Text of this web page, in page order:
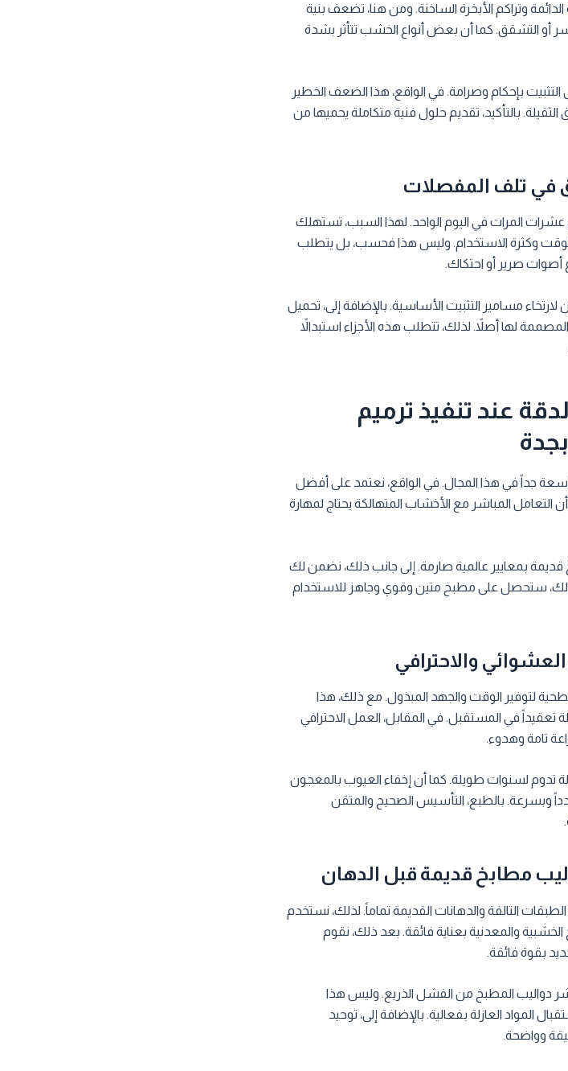
وتراكم الأبخرة الساخنة. ومن هنا، تضعف بنية
التشقق. كما أن بعض أنواع الخشب تتأثر بشدة
بإحكام وصرامة. في الواقع، هذا الضعف الخطير
بالتأكيد، تقديم حلول فنية متكاملة يحميها من
في تلف المفصلات
عشرات المرات في اليوم الواحد. لهذا السبب، تستهلك
الوقت وكثرة الاستخدام. وليس هذا فحسب، بل يتطلب
أصوات صرير أو احتكاك.
مسامير التثبيت الأساسية. بالإضافة إلى، تحميل
المصممة لها أصلاً. لذلك، تتطلب هذه الأجزاء استبدالاً
عند تنفيذ ترميم
جداً في هذا المجال. في الواقع، نعتمد على أفضل
أن التعامل المباشر مع الأخشاب المتهالكة يحتاج لمهارة
قديمة بمعايير عالمية صارمة. إلى جانب ذلك، نضمن لك
ستحصل على مطبخ متين وقوي وجاهز للاستخدام
والاحترافي
لتوفير الوقت والجهد المبذول. مع ذلك، هذا
تعقيداً في المستقبل. في المقابل، العمل الاحترافي
تامة وهدوء.
تدوم لسنوات طويلة. كما أن إخفاء العيوب بالمعجون
وبسرعة. بالطبع، التأسيس الصحيح والمتقن
مطابخ قديمة قبل الدهان
التالفة والدهانات القديمة تماماً. لذلك، نستخدم
والمعدنية بعناية فائقة. بعد ذلك، نقوم
بقوة فائقة.
دواليب المطبخ من الفشل الذريع. وليس هذا
العازلة بفعالية. بالإضافة إلى، توحيد
وواضحة.